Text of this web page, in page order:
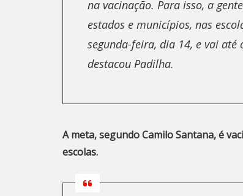
na vacinação. Para isso, a
estados e municípios, nas
segunda-feira, dia 14, e vai até
destacou Padilha.
A meta, segundo Camilo Santana, é
escolas.